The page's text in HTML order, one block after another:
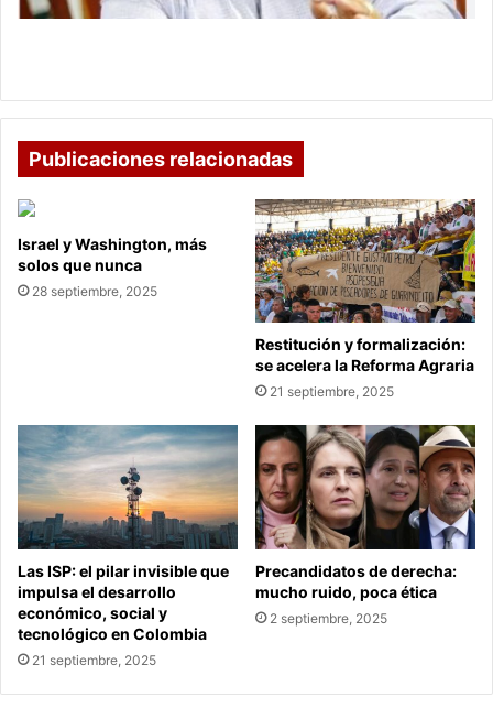
Boyacá
Publicaciones relacionadas
Israel y Washington, más
solos que nunca
28 septiembre, 2025
Restitución y formalización:
se acelera la Reforma Agraria
21 septiembre, 2025
Las ISP: el pilar invisible que
impulsa el desarrollo
económico, social y
tecnológico en Colombia
21 septiembre, 2025
Precandidatos de derecha:
mucho ruido, poca ética
2 septiembre, 2025